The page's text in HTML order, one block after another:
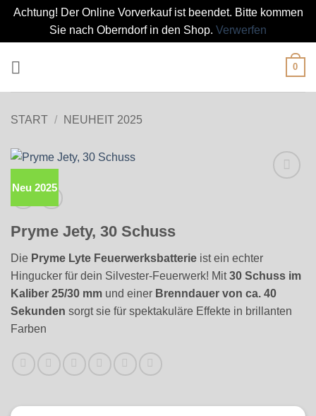
Achtung! Der Online Vorverkauf ist beendet. Bitte kommen
Sie nach Oberndorf in den Shop. Verwerfen
0
START / NEUHEIT 2025
Neu 2025
Pryme Jety, 30 Schuss
Die Pryme Lyte Feuerwerksbatterie ist ein echter
Hingucker für dein Silvester-Feuerwerk! Mit30 Schuss im
Kaliber 25/30 mm und einer Brenndauer von ca. 40
Sekunden sorgt sie für spektakuläre Effekte in brillanten
Farben